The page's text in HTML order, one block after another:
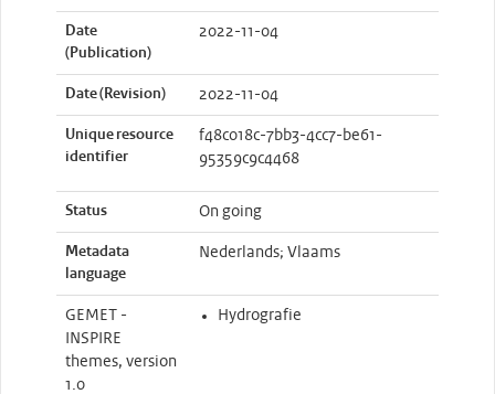
Date
(Publication)
2022-11-04
Date (Revision) 2022-11-04
Unique resource
identifier
f48c018c-7bb3-4cc7-be61-
95359c9c4468
Status On going
Metadata
language
Nederlands; Vlaams
GEMET -
INSPIRE
themes, version
1.0
Hydrografie